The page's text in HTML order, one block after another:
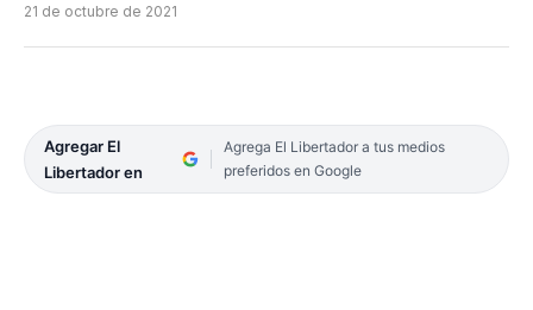
21 de octubre de 2021
Agregar El
Libertador en
Agrega El Libertador a tus medios
preferidos en Google